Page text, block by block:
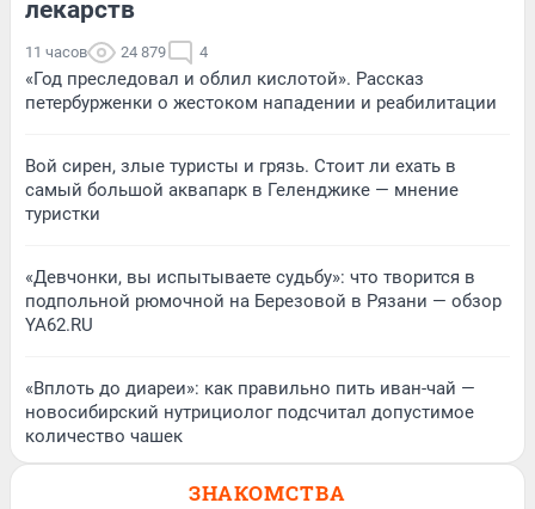
лекарств
11 часов 24 879 4
«Год преследовал и облил кислотой». Рассказ
петербурженки о жестоком нападении и реабилитации
Вой сирен, злые туристы и грязь. Стоит ли ехать в
самый большой аквапарк в Геленджике — мнение
туристки
«Девчонки, вы испытываете судьбу»: что творится в
подпольной рюмочной на Березовой в Рязани — обзор
YA62.RU
«Вплоть до диареи»: как правильно пить иван-чай —
новосибирский нутрициолог подсчитал допустимое
количество чашек
ЗНАКОМСТВА